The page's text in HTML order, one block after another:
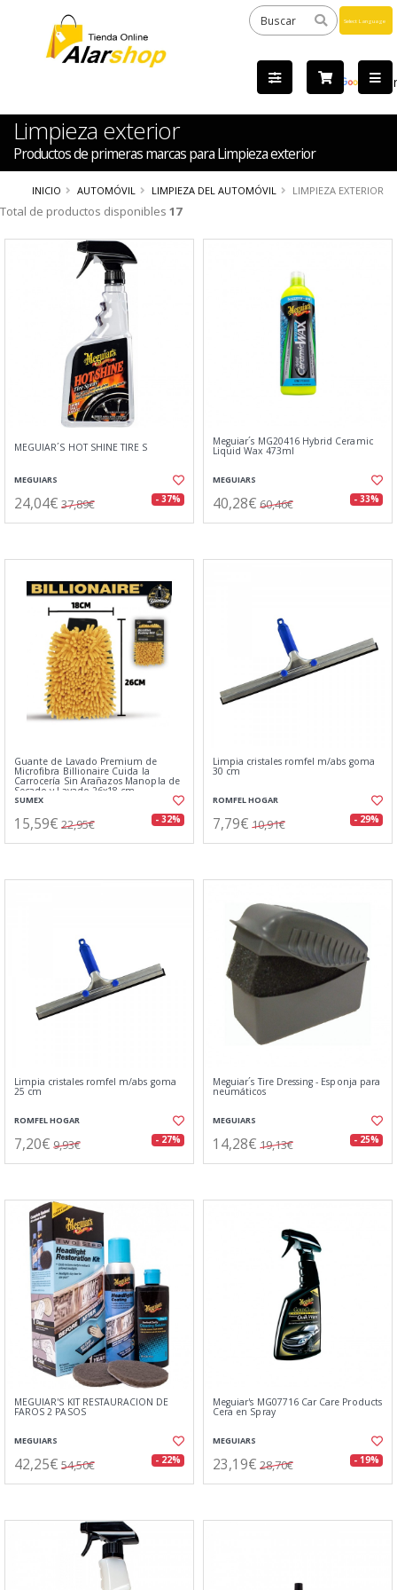
by
Limpieza exterior
Productos de primeras marcas para Limpieza exterior
INICIO AUTOMÓVIL LIMPIEZA DEL AUTOMÓVIL LIMPIEZA EXTERIOR
Total de productos disponibles 17
MEGUIAR´S HOT SHINE TIRE S
MEGUIARS
24,04€ 37,89€ - 37%
Meguiar´s MG20416 Hybrid Ceramic
Liquid Wax 473ml
MEGUIARS
40,28€ 60,46€ - 33%
Guante de Lavado Premium de
Microfibra Billionaire Cuida la
Carrocería Sin Arañazos Manopla de
Secado y Lavado 26x18 cm
SUMEX
15,59€ 22,95€ - 32%
Limpia cristales romfel m/abs goma
30 cm
ROMFEL HOGAR
7,79€ 10,91€ - 29%
Limpia cristales romfel m/abs goma
25 cm
ROMFEL HOGAR
7,20€ 9,93€ - 27%
Meguiar´s Tire Dressing - Esponja para
neumáticos
MEGUIARS
14,28€ 19,13€ - 25%
MEGUIAR'S KIT RESTAURACIÓN DE
FAROS 2 PASOS
MEGUIARS
42,25€ 54,50€ - 22%
Meguiar's MG07716 Car Care Products
Cera en Spray
MEGUIARS
23,19€ 28,70€ - 19%